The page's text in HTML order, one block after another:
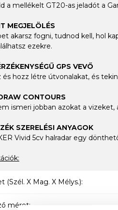
a mellékelt GT20-as jeladót a
MEGJELÖLÉS
akarsz fogni, tudnod kell, hol
ezekre.
GPS VEVŐ
és hozz létre útvonalakat, és
CONTOURS
ismeri jobban azokat a vizeket,
SZERELÉSI ANYAGOK
Vivid 5cv halradar egy
(Szél. X Mag. X Mélys.):
méret: